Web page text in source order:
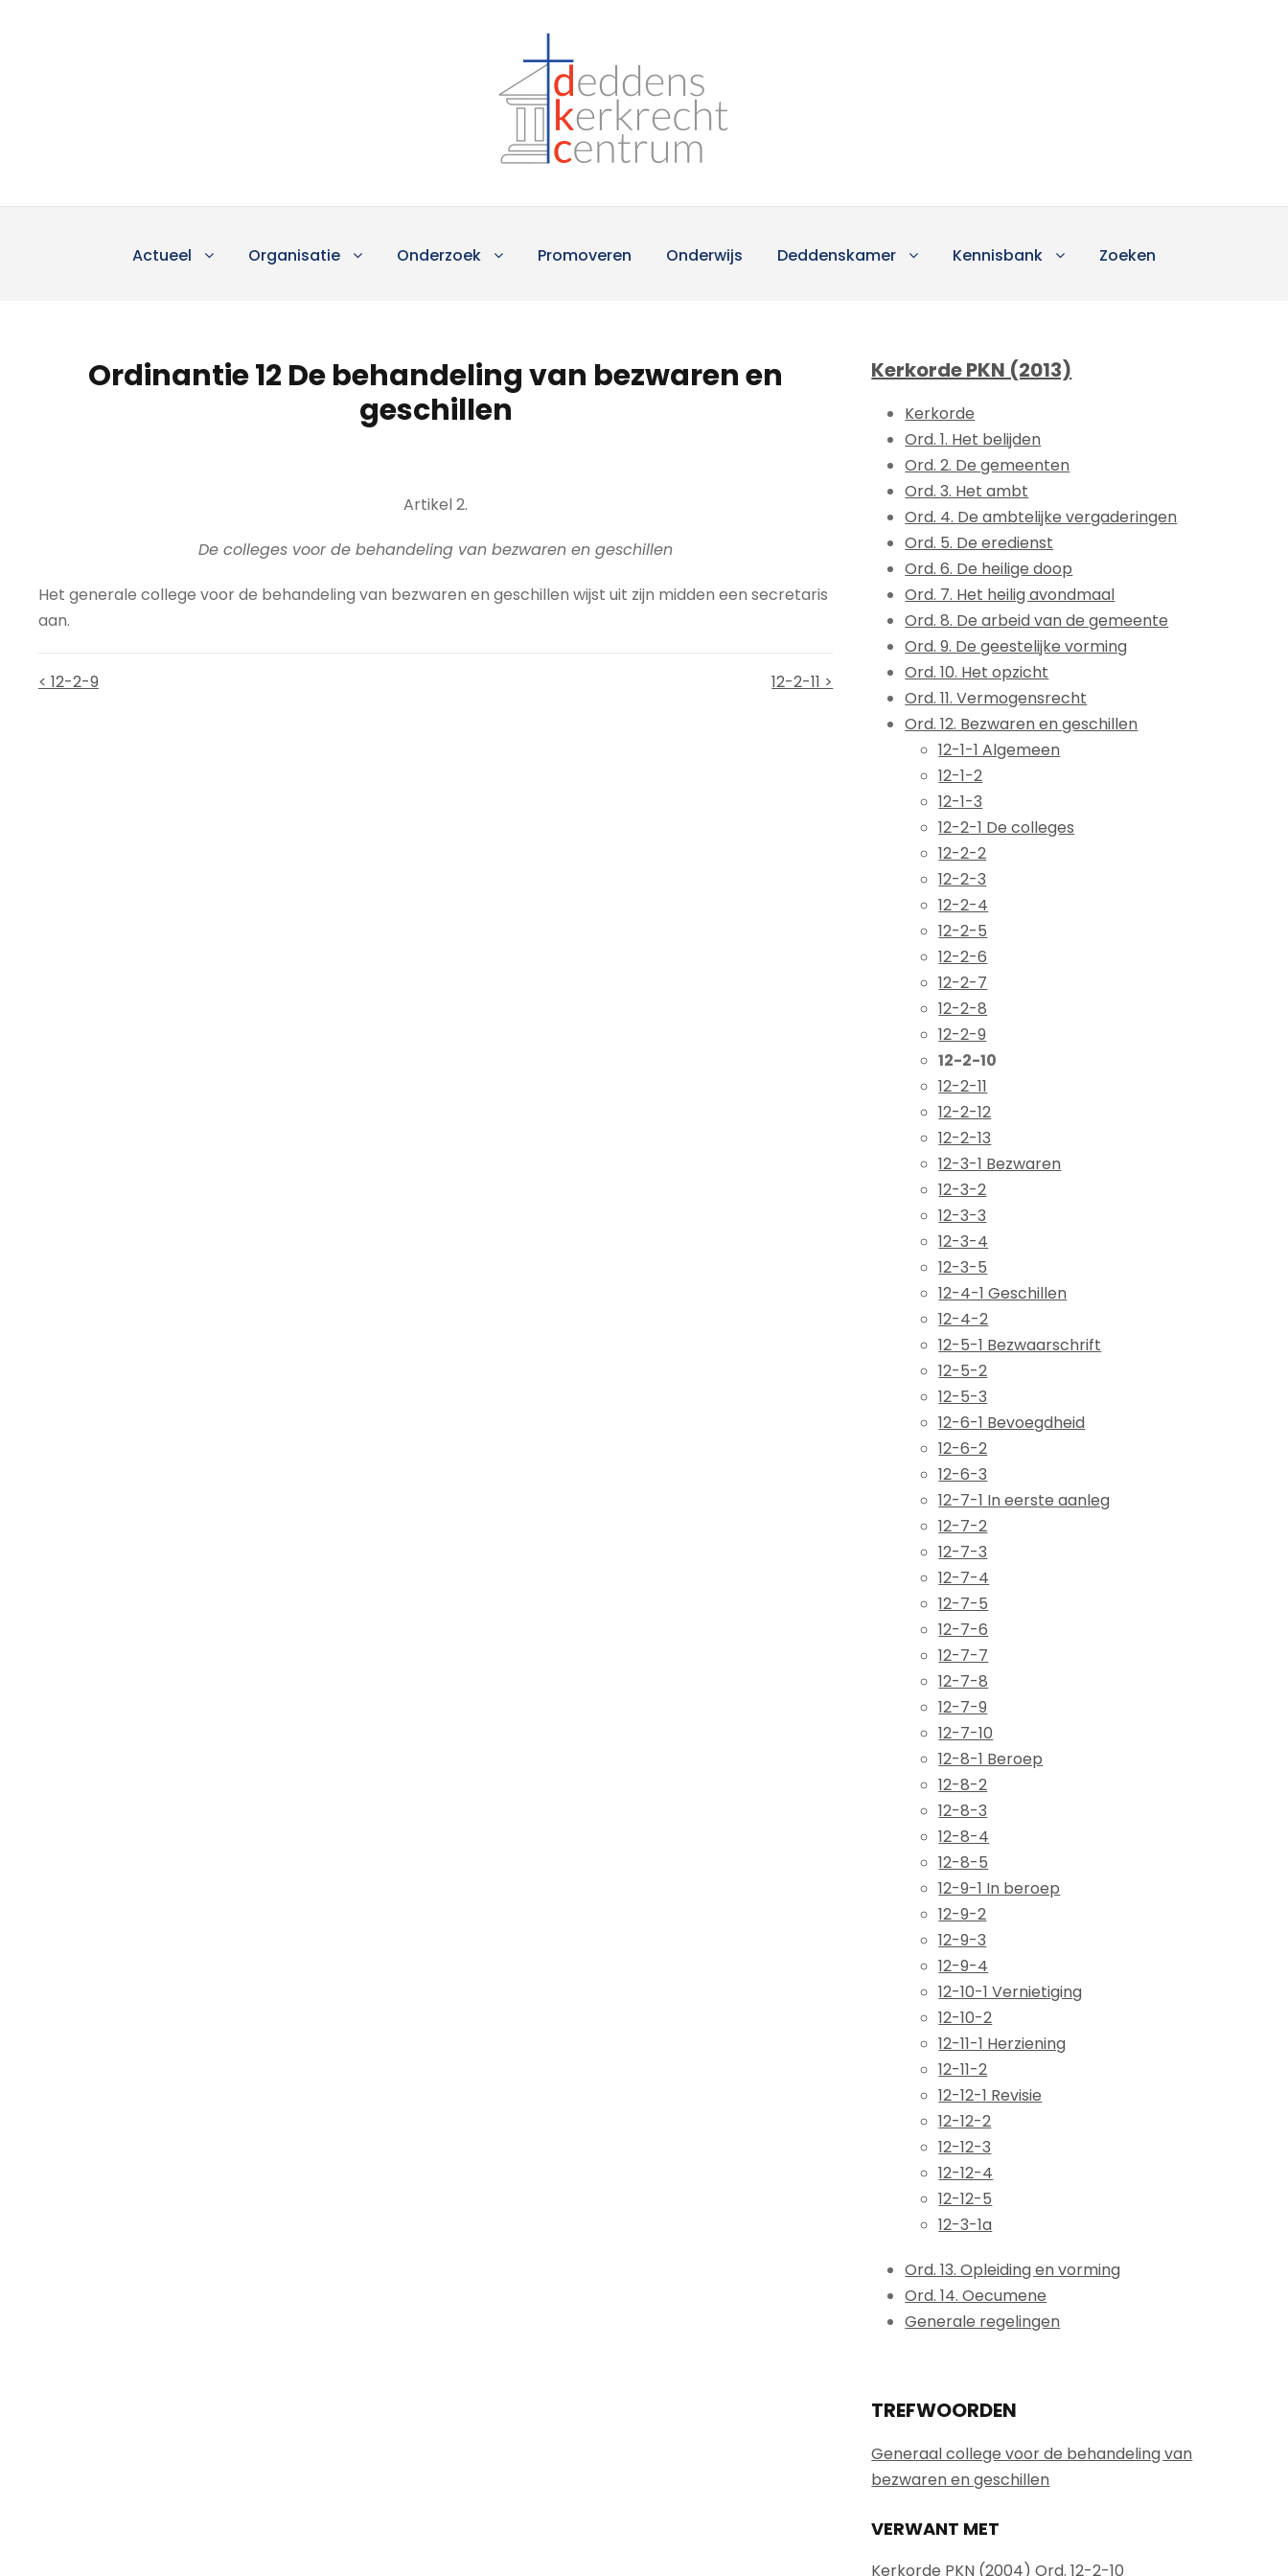
Actueel Organisatie Onderzoek Promoveren Onderwijs Deddenskamer Kennisbank Zoeken
Ordinantie 12 De behandeling van bezwaren en
geschillen
Artikel 2.
De colleges voor de behandeling van bezwaren en geschillen
Het generale college voor de behandeling van bezwaren en geschillen wijst uit zijn midden een secretaris
aan.
< 12-2-9 12-2-11 >
Kerkorde PKN (2013)
Kerkorde
Ord. 1. Het belijden
Ord. 2. De gemeenten
Ord. 3. Het ambt
Ord. 4. De ambtelijke vergaderingen
Ord. 5. De eredienst
Ord. 6. De heilige doop
Ord. 7. Het heilig avondmaal
Ord. 8. De arbeid van de gemeente
Ord. 9. De geestelijke vorming
Ord. 10. Het opzicht
Ord. 11. Vermogensrecht
Ord. 12. Bezwaren en geschillen
12-1-1 Algemeen
12-1-2
12-1-3
12-2-1 De colleges
12-2-2
12-2-3
12-2-4
12-2-5
12-2-6
12-2-7
12-2-8
12-2-9
12-2-10
12-2-11
12-2-12
12-2-13
12-3-1 Bezwaren
12-3-2
12-3-3
12-3-4
12-3-5
12-4-1 Geschillen
12-4-2
12-5-1 Bezwaarschrift
12-5-2
12-5-3
12-6-1 Bevoegdheid
12-6-2
12-6-3
12-7-1 In eerste aanleg
12-7-2
12-7-3
12-7-4
12-7-5
12-7-6
12-7-7
12-7-8
12-7-9
12-7-10
12-8-1 Beroep
12-8-2
12-8-3
12-8-4
12-8-5
12-9-1 In beroep
12-9-2
12-9-3
12-9-4
12-10-1 Vernietiging
12-10-2
12-11-1 Herziening
12-11-2
12-12-1 Revisie
12-12-2
12-12-3
12-12-4
12-12-5
12-3-1a
Ord. 13. Opleiding en vorming
Ord. 14. Oecumene
Generale regelingen
TREFWOORDEN
Generaal college voor de behandeling van
bezwaren en geschillen
VERWANT MET
Kerkorde PKN (2004) Ord. 12-2-10